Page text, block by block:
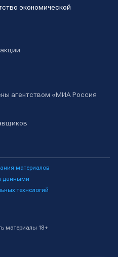
экономической
агентством «МИА Россия
материалов
данными
технологий
материалы 18+